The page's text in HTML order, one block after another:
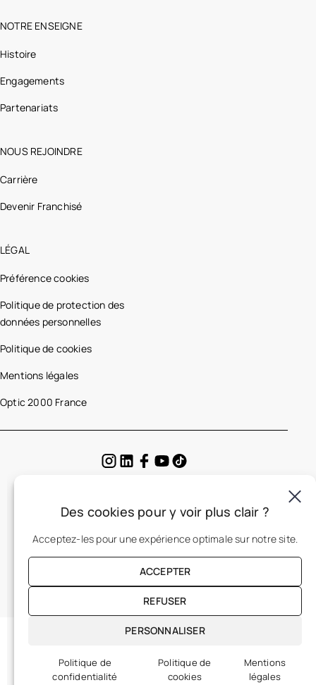
NOTRE ENSEIGNE
Histoire
Engagements
Partenariats
NOUS REJOINDRE
Carrière
Devenir Franchisé
LÉGAL
Préférence cookies
Politique de protection des
données personnelles
Politique de cookies
Mentions légales
Optic 2000 France
FR
Des cookies pour y voir plus clair ?
Acceptez-les pour une expérience optimale sur notre site.
ACCEPTER
REFUSER
PERSONNALISER
Politique de
confidentialité
Politique de
cookies
Mentions
légales